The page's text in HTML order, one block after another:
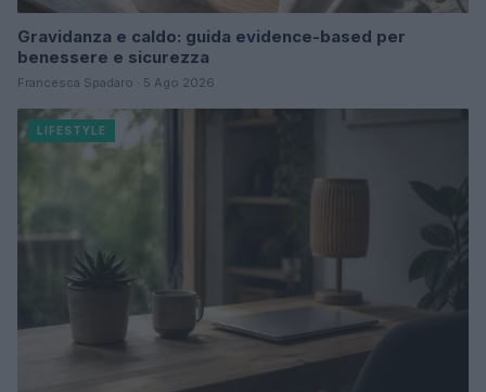
Gravidanza e caldo: guida evidence-based per
benessere e sicurezza
Francesca Spadaro · 5 Ago 2026
LIFESTYLE